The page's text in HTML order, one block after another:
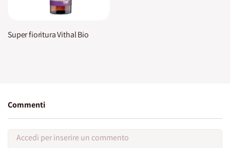
Super fioritura Vithal Bio
Commenti